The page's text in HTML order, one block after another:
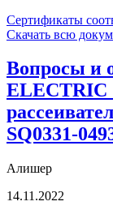
Сертификаты
Скачать всю
Вопросы и
ELECTRIC
SQ0331-
Алишер
14.11.2022